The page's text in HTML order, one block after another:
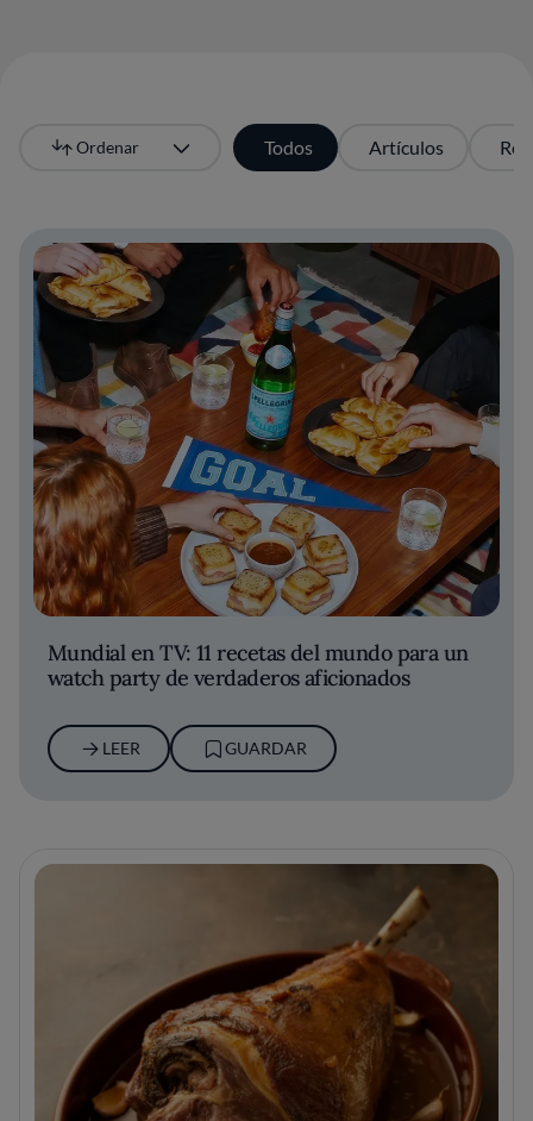
Todos Artículos
Ordenar
Más recientes
Mundial en TV: 11 recetas del mundo para un
watch party de verdaderos aficionados
LEER GUARDAR